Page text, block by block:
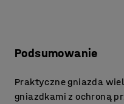
Podsumowanie
Praktyczne gniazda
gniazdkami z ochroną